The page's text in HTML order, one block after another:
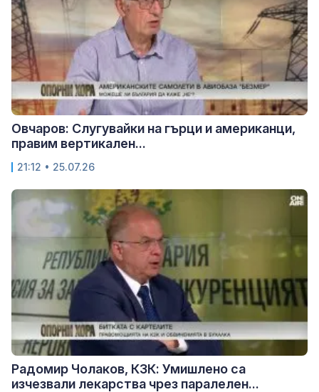
Овчаров: Слугувайки на гърци и американци,
правим вертикален...
21:12 • 25.07.26
Радомир Чолаков, КЗК: Умишлено са
изчезвали лекарства чрез паралелен...